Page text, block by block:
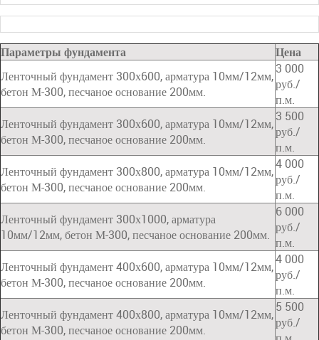
Параметры фундамента
Цена
Ленточный фундамент 300х600, арматура 10мм/12мм,
бетон М-300, песчаное основание 200мм.
3 000
руб./
п.м.
Ленточный фундамент 300х600, арматура 10мм/12мм,
бетон М-300, песчаное основание 200мм.
3 500
руб./
п.м.
Ленточный фундамент 300х800, арматура 10мм/12мм,
бетон М-300, песчаное основание 200мм.
4 000
руб./
п.м.
Ленточный фундамент 300х1000, арматура
10мм/12мм, бетон М-300, песчаное основание 200мм.
6 000
руб./
п.м.
Ленточный фундамент 400х600, арматура 10мм/12мм,
бетон М-300, песчаное основание 200мм.
4 000
руб./
п.м.
Ленточный фундамент 400х800, арматура 10мм/12мм,
бетон М-300, песчаное основание 200мм.
5 500
руб./